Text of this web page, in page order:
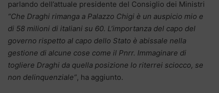
parlando dell’attuale presidente del Consiglio dei Ministri
“Che Draghi rimanga a Palazzo Chigi è un auspicio mio e
di 58 milioni di italiani su 60. L’importanza del capo del
governo rispetto al capo dello Stato è abissale nella
gestione di alcune cose come il Pnrr. Immaginare di
togliere Draghi da quella posizione lo riterrei sciocco, se
non delinquenziale”, ha aggiunto.